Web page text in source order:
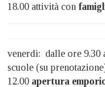
18.00 attività con
venerdì: dalle ore 9.30
scuole (su
12.00 apertura